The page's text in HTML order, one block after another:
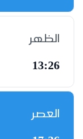
الظهر
13:26
العصر